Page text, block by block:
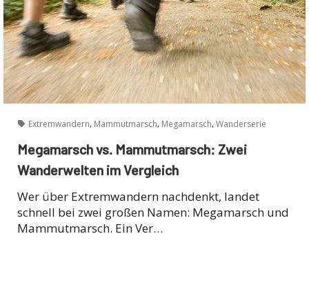
Extremwandern, Mammutmarsch, Megamarsch, Wanderserie
Megamarsch vs. Mammutmarsch: Zwei
Wanderwelten im Vergleich
Wer über Extremwandern nachdenkt, landet
schnell bei zwei großen Namen: Megamarsch und
Mammutmarsch. Ein Ver…